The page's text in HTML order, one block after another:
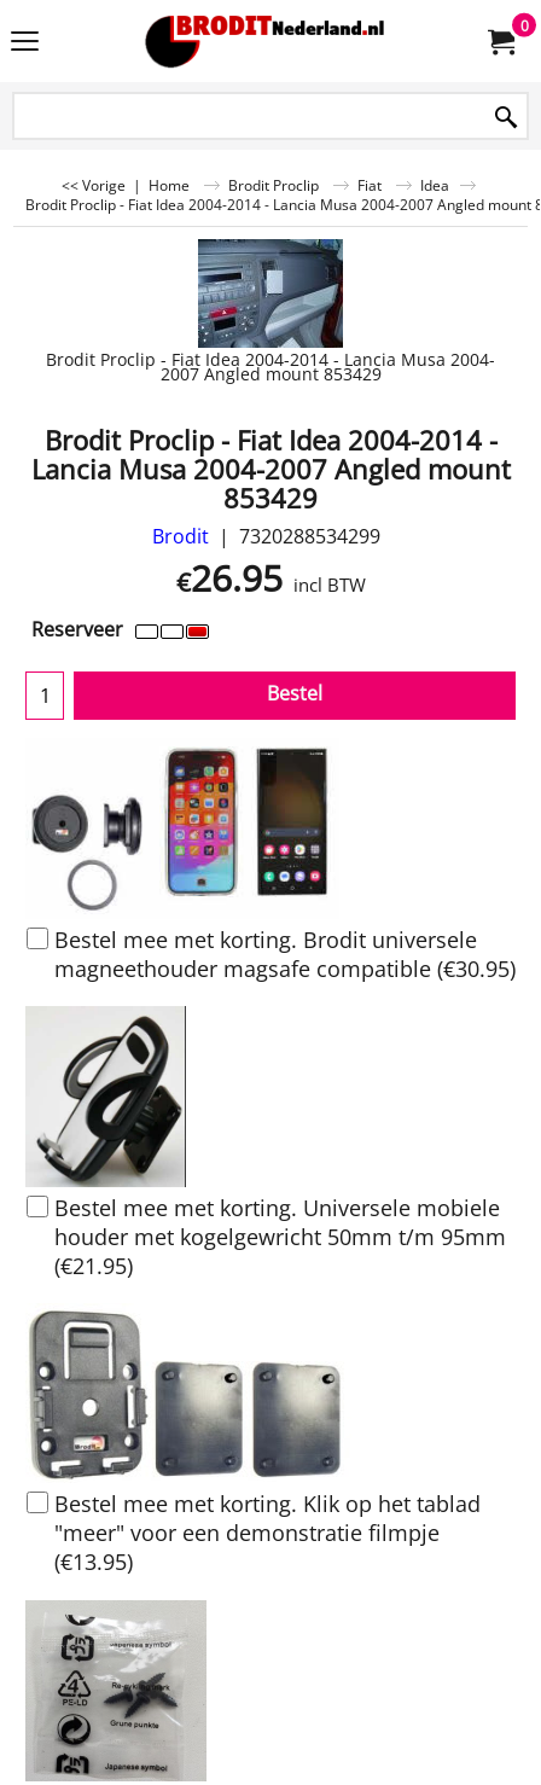
0
<< Vorige | Home Brodit Proclip Fiat
Idea
Brodit Proclip - Fiat Idea 2004-2014 - Lancia Musa 2004-2007 Angled mount
Brodit Proclip - Fiat Idea 2004-2014 - Lancia Musa 2004-
2007 Angled mount 853429
Brodit Proclip - Fiat Idea 2004-2014 -
Lancia Musa 2004-2007 Angled mount
853429
Brodit 7320288534299
€26.95 incl BTW
Reserveer
Bestel
Bestel mee met korting. Brodit universele
magneethouder magsafe compatible (€30.95)
Bestel mee met korting. Universele mobiele
houder met kogelgewricht 50mm t/m 95mm
(€21.95)
Bestel mee met korting. Klik op het tablad
"meer" voor een demonstratie filmpje
(€13.95)